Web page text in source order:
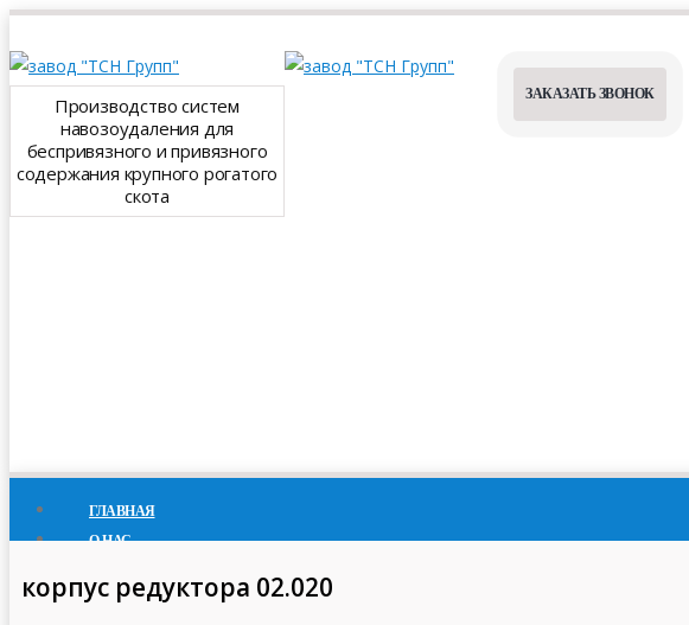
Производство систем
навозоудаления для
беспривязного и привязного
содержания крупного рогатого
скота
ЗАКАЗАТЬ ЗВОНОК
ГЛАВНАЯ
О НАС
корпус редуктора 02.020